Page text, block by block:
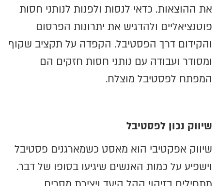
את ההוצאות. כדאי לנסות ולפנות לנותני חסות
פוטנציאליים ולהדגיש את יתרונות הפרסום
והקידום דרך הפסטיבל. הקפדה על תקציב שקוף
ומסודר ועבודה עם נותני חסות חזקים הם
המפתח לפסטיבל מוצלח.
שיווק נכון לפסטיבל
שיווק אפקטיבי הוא מאסט כשמארגנים פסטיבל
וישפיע על כמות האנשים שיגיעו בסופו של דבר.